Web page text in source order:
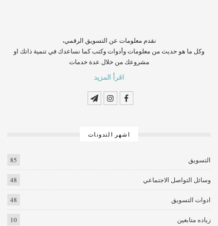
‏‏‏‏‏‏‏‏‏‏‏‏‏‏‏‏‏‏‏‏‏‏‏‏‏‏‏‏‏‏‏نقدم معلومات عن التسويق الرقمي،
وكل ما هو حديث من معلومات وأدوات وكتب كما نساعدك في تنمية ذاتك او
مشروعك من خلال عدة خدمات
اقرأ المزيد
اشهر التدونات
التسويق 85
وسائل التواصل الاجتماعي 48
ادوات التسويق 48
زياده متابعين 10